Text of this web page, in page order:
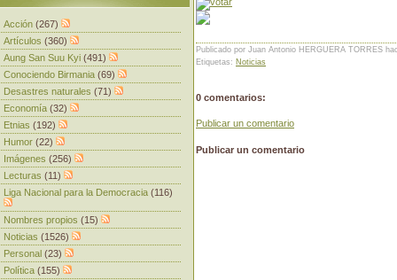
Publicado por Juan Antonio HERGUERA TORRES
Etiquetas: Noticias
0 comentarios:
Publicar un comentario
Publicar un comentario
Acción (267)
Artículos (360)
Aung San Suu Kyi (491)
Conociendo Birmania (69)
Desastres naturales (71)
Economía (32)
Etnias (192)
Humor (22)
Imágenes (256)
Lecturas (11)
Liga Nacional para la Democracia (116)
Nombres propios (15)
Noticias (1526)
Personal (23)
Política (155)